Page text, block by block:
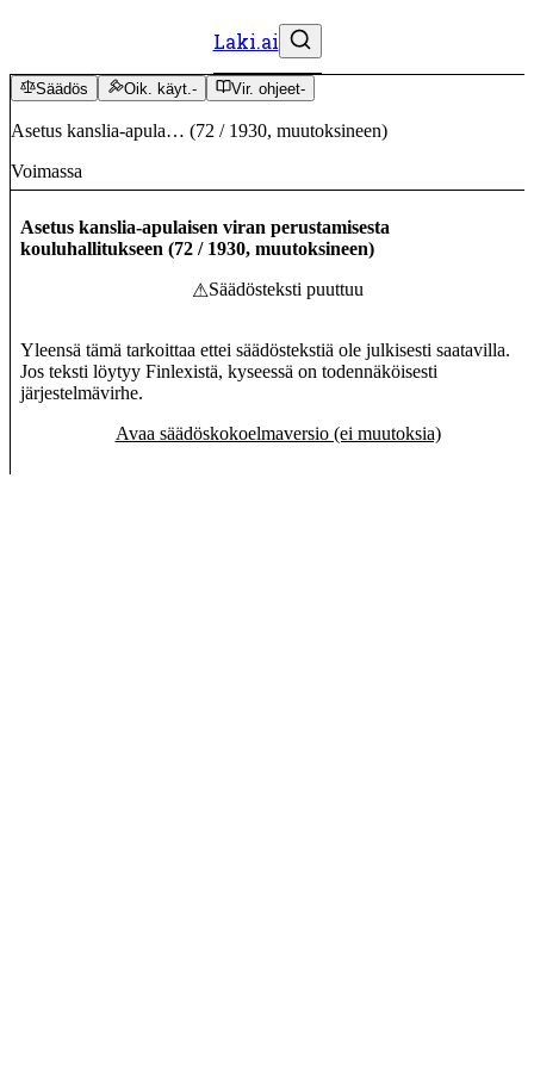
Laki.ai
Säädös Oik. käyt.- Vir. ohjeet-
Asetus kanslia-apula… (72 / 1930, muutoksineen)
Voimassa
Asetus kanslia-apulaisen viran perustamisesta
kouluhallitukseen (72 / 1930, muutoksineen)
⚠Säädösteksti puuttuu
Yleensä tämä tarkoittaa ettei säädöstekstiä ole julkisesti saatavilla.
Jos teksti löytyy Finlexistä, kyseessä on todennäköisesti
järjestelmävirhe.
Avaa säädöskokoelmaversio (ei muutoksia)